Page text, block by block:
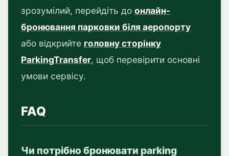
зрозумілий, перейдіть до онлайн-
бронювання парковки біля аеропорту
або відкрийте головну сторінку
ParkingTransfer, щоб перевірити основні
умови сервісу.
FAQ
Чи потрібно бронювати parking